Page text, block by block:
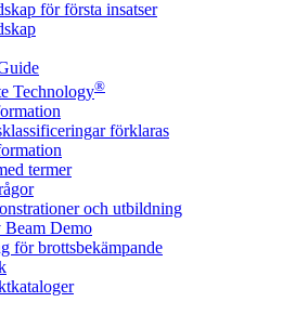
för första insatser
Technology®
förklaras
termer
och utbildning
Beam Demo
för brottsbekämpande